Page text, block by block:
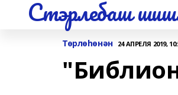
Стэрлебаш
Төрлөһөнән 24 АПРЕЛЯ 2019,